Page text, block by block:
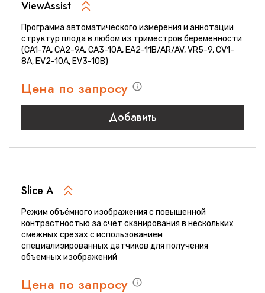
ViewAssist
Программа автоматического измерения и аннотации
структур плода в любом из триместров беременности
(CA1-7A, CA2-9A, CA3-10A, EA2-11B/AR/AV, VR5-9, CV1-
8A, EV2-10A, EV3-10B)
Цена по запросу
Добавить
Slice A
Режим объёмного изображения с повышенной
контрастностью за счет сканирования в нескольких
смежных срезах с использованием
специализированных датчиков для получения
объемных изображений
Цена по запросу